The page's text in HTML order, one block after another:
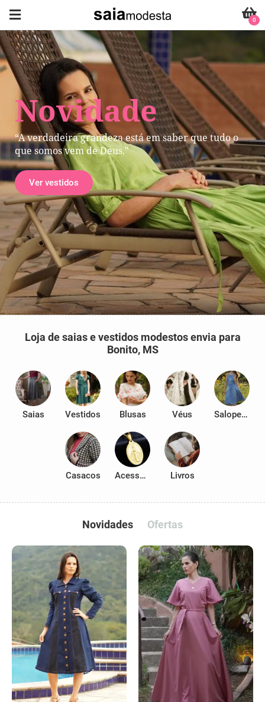
Novidade
“A verdadeira grandeza está em saber que tudo o
que somos vem de Deus."
Ver vestidos
0
Loja de saias e vestidos modestos envia para
Bonito, MS
Saias Vestidos Blusas Véus Salopetes
Casacos Acessórios Livros
Novidades Ofertas